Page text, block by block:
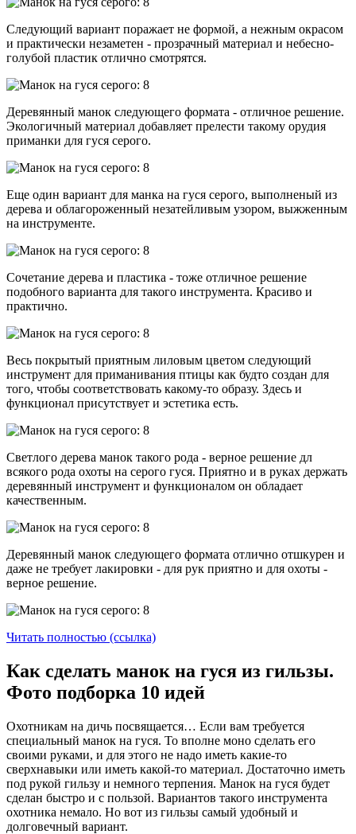
Следующий вариант поражает не формой, а нежным окрасом
и практически незаметен - прозрачный материал и небесно-
голубой пластик отлично смотрятся.
Деревянный манок следующего формата - отличное решение.
Экологичный материал добавляет прелести такому орудия
приманки для гуся серого.
Еще один вариант для манка на гуся серого, выполненый из
дерева и облагороженный незатейливым узором, выжженным
на инструменте.
Сочетание дерева и пластика - тоже отличное решение
подобного варианта для такого инструмента. Красиво и
практично.
Весь покрытый приятным лиловым цветом следующий
инструмент для приманивания птицы как будто создан для
того, чтобы соответствовать какому-то образу. Здесь и
функционал присутствует и эстетика есть.
Светлого дерева манок такого рода - верное решение дл
всякого рода охоты на серого гуся. Приятно и в руках держать
деревянный инструмент и функционалом он обладает
качественным.
Деревянный манок следующего формата отлично отшкурен и
даже не требует лакировки - для рук приятно и для охоты -
верное решение.
Читать полностью (ссылка)
Как сделать манок на гуся из гильзы.
Фото подборка 10 идей
Охотникам на дичь посвящается… Если вам требуется
специальный манок на гуся. То вполне моно сделать его
своими руками, и для этого не надо иметь какие-то
сверхнавыки или иметь какой-то материал. Достаточно иметь
под рукой гильзу и немного терпения. Манок на гуся будет
сделан быстро и с пользой. Вариантов такого инструмента
охотника немало. Но вот из гильзы самый удобный и
долговечный вариант.